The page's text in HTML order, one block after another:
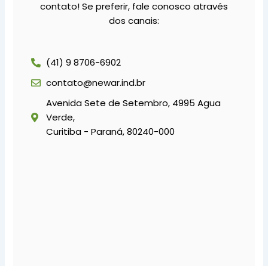
contato! Se preferir, fale conosco através
dos canais:
(41) 9 8706-6902
contato@newar.ind.br
Avenida Sete de Setembro, 4995 Agua
Verde,
Curitiba - Paraná, 80240-000